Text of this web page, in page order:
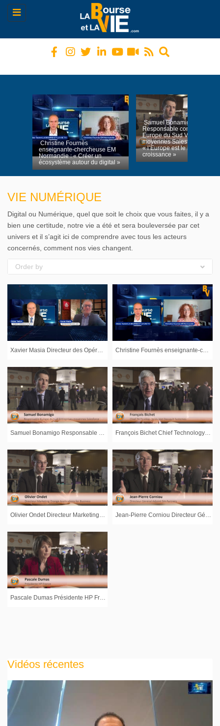
Toggle
navigation
Samuel Bonamigo
Responsable commercial
Europe du Sud Valeurs
moyennes Salesforce :
« l’Europe est le moteur de la
croissance »
François Bichet Chief
Technology Strategist
Systèmes : « Des entreprises
VIE NUMÉRIQUE
Digital ou Numérique, quel que soit le choix que vous faites, il y a
bien une certitude, notre vie a été et sera bouleversée par cet
univers et il s’agit ici de comprendre avec tous les acteurs
concernés, comment nos vies changent.
Order by
Xavier Masia Directeur des Opérations chez Jalios : « La sécurité a un coût » : À l’occasion de la journée mondiale de la protection des données Christine Fournès enseignante-chercheuse EM Normandie : « Créer un écosystème autour du digital » : Etude : Plus de 80% des entreprises ratent-elles le coche du numérique ?
Olivier Ondet Directeur Marketing Orange Applications for Business : « Une nouvelle rupture autour de l’Internet des objets et de la donnée » : Interview réalisée lors de l'évènement Entreprises du Futur à Lyon Jean-Pierre Corniou Directeur Général Adjoint SIA Partners : « Un des enjeux c’est aussi de changer les méthodes managériales » : Interview réalisée lors de l'évènement Entreprises du Futur à Lyon
Pascale Dumas Présidente HP France : « La transformation numérique est porteuse de progrès et d’opportunités » : Interview réalisée lors de l'évènement Entreprises du Futur à Lyon
Vidéos récentes